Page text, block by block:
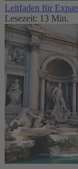
Leitfaden für
Lesezeit: 13 Min.